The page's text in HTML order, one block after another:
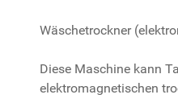
Wäschetrockner
Diese Maschine kann
elektromagnetischen